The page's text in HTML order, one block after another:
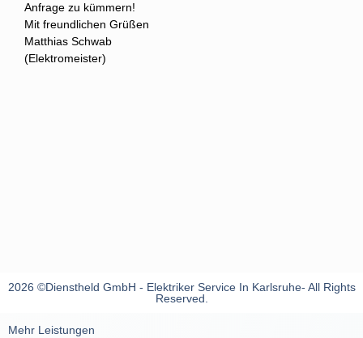
Anfrage zu kümmern!
Mit freundlichen Grüßen
Matthias Schwab
(Elektromeister)
2026 ©Dienstheld GmbH - Elektriker Service In Karlsruhe- All Rights
Reserved.
Mehr Leistungen